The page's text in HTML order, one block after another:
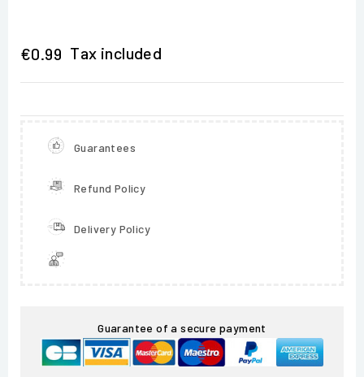
€0.99 Tax included
Guarantees
Refund Policy
Delivery Policy
Guarantee of a secure payment